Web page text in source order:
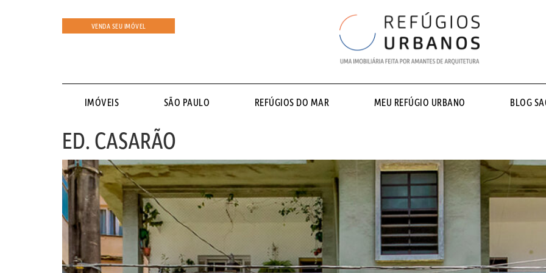
VENDA SEU IMÓVEL
IMÓVEIS SÃO PAULO REFÚGIOS DO MAR MEU REFÚGIO URBANO BLOG
ED. CASARÃO